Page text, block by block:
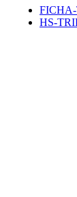
HS-